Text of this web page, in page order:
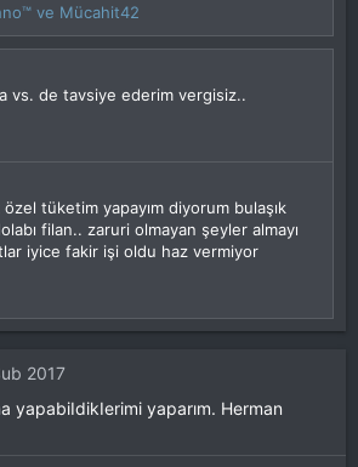
ve Mücahit42
vs. de tavsiye ederim vergisiz..
tüketim yapayım diyorum bulaşık
filan.. zaruri olmayan şeyler almayı
iyice fakir işi oldu haz vermiyor
2017
yapabiIdikIerimi yaparım. Herman